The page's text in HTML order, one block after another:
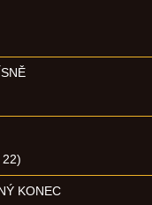
KONEC